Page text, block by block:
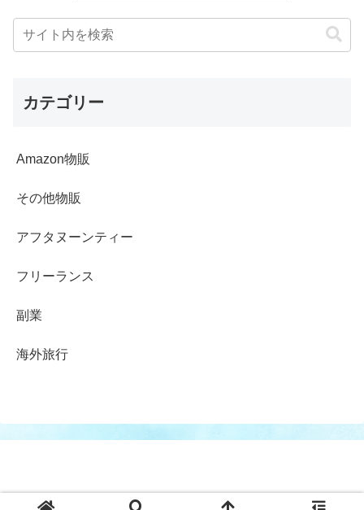
カテゴリー
Amazon物販
その他物販
アフタヌーンティー
フリーランス
副業
海外旅行